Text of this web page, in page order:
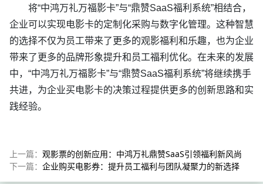
将“中鸿万礼万福影卡”与“鼎赞SaaS福利系统”相结合，
企业可以实现电影卡的定制化采购与数字化管理。这种智慧
的选择不仅为员工带来了更多的观影福利和乐趣，也为企业
带来了更多的品牌形象提升和员工福利优化。在未来的发展
中，“中鸿万礼万福影卡”与“鼎赞SaaS福利系统”将继续携手
共进，为企业买电影卡的决策过程提供更多的创新思路和实
践经验。
上一篇： 观影票的创新应用：中鸿万礼鼎赞SaaS引领福利新风尚
下一篇： 企业购买电影券：提升员工福利与团队凝聚力的新选择